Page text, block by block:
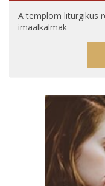
A templom liturgikus
imaalkalmak